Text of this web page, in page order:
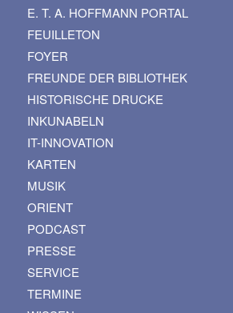
E. T. A. HOFFMANN PORTAL
FEUILLETON
FOYER
FREUNDE DER BIBLIOTHEK
HISTORISCHE DRUCKE
INKUNABELN
IT-INNOVATION
KARTEN
MUSIK
ORIENT
PODCAST
PRESSE
SERVICE
TERMINE